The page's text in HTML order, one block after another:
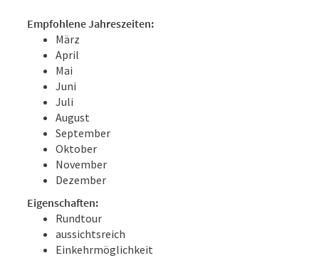
Empfohlene Jahreszeiten:
März
April
Mai
Juni
Juli
August
September
Oktober
November
Dezember
Eigenschaften:
Rundtour
aussichtsreich
Einkehrmöglichkeit